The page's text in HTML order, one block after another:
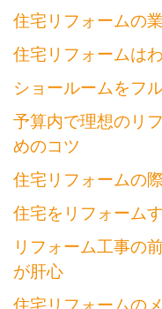
住宅リフォームの
住宅リフォームは
ショールームをフ
予算内で理想のリ
めのコツ
住宅リフォームの
住宅をリフォーム
リフォーム工事の
が肝心
住宅リフォームの